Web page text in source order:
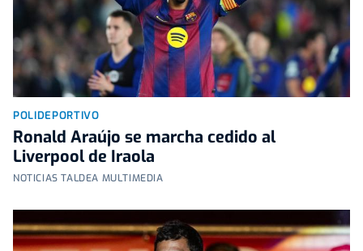
POLIDEPORTIVO
Ronald Araújo se marcha cedido al
Liverpool de Iraola
NOTICIAS TALDEA MULTIMEDIA